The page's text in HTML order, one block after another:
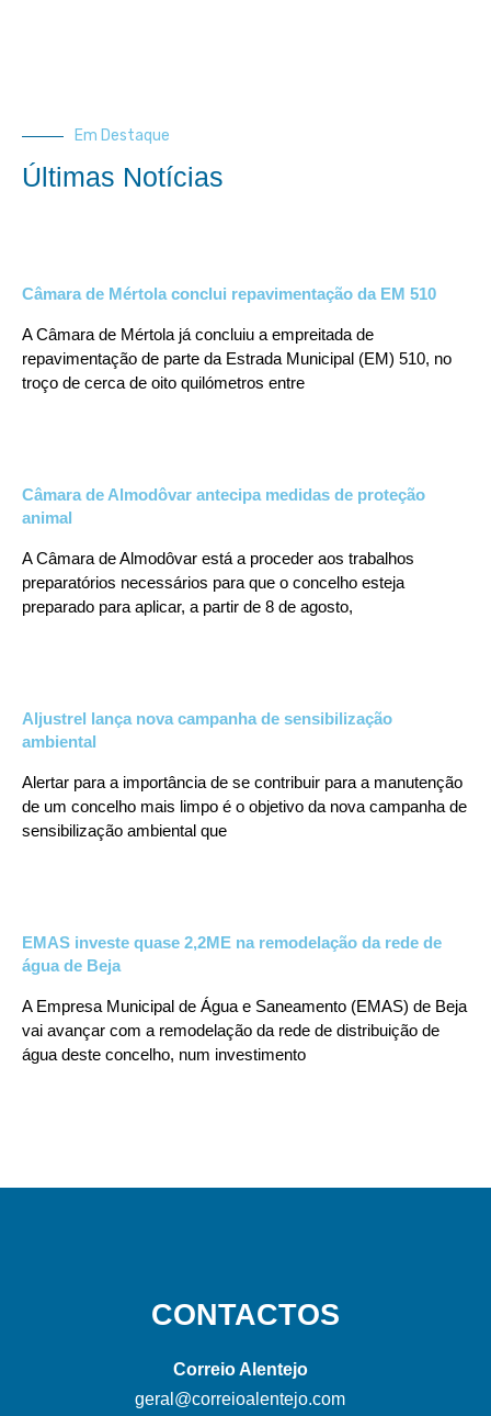
Em Destaque
Últimas Notícias
Câmara de Mértola conclui repavimentação da EM 510
A Câmara de Mértola já concluiu a empreitada de
repavimentação de parte da Estrada Municipal (EM) 510, no
troço de cerca de oito quilómetros entre
Câmara de Almodôvar antecipa medidas de proteção
animal
A Câmara de Almodôvar está a proceder aos trabalhos
preparatórios necessários para que o concelho esteja
preparado para aplicar, a partir de 8 de agosto,
Aljustrel lança nova campanha de sensibilização
ambiental
Alertar para a importância de se contribuir para a manutenção
de um concelho mais limpo é o objetivo da nova campanha de
sensibilização ambiental que
EMAS investe quase 2,2ME na remodelação da rede de
água de Beja
A Empresa Municipal de Água e Saneamento (EMAS) de Beja
vai avançar com a remodelação da rede de distribuição de
água deste concelho, num investimento
CONTACTOS
Correio Alentejo
geral@correioalentejo.com